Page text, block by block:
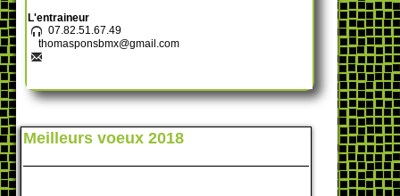
L'entraineur
07.82.51.67.49
thomasponsbmx@gmail.com
Meilleurs voeux 2018